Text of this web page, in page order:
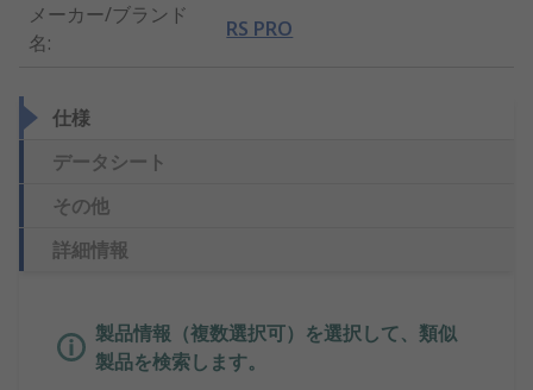
メーカー/ブランド
名:
RS PRO
仕様
データシート
その他
詳細情報
製品情報（複数選択可）を選択して、類似
製品を検索します。